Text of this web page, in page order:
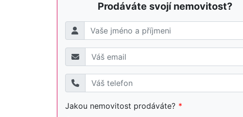
Prodáváte svojí nemovitost?
Jakou nemovitost prodáváte?